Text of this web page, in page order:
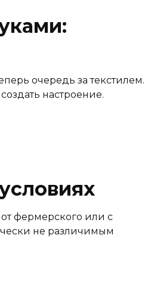
очередь за текстилем.
настроение.
фермерского или с
не различимым